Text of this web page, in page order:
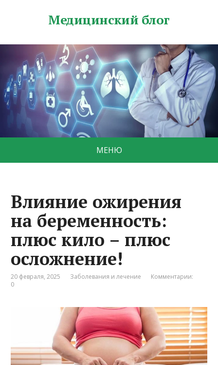
Медицинский блог
МЕНЮ
Влияние ожирения
на беременность:
плюс кило – плюс
осложнение!
20 февраля, 2025 Заболевания и лечение
Комментарии:
0